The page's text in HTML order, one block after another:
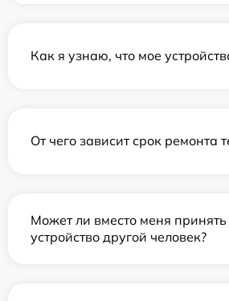
Как я узнаю, что мое
От чего зависит срок ремонта
Может ли вместо меня принять
устройство другой человек?